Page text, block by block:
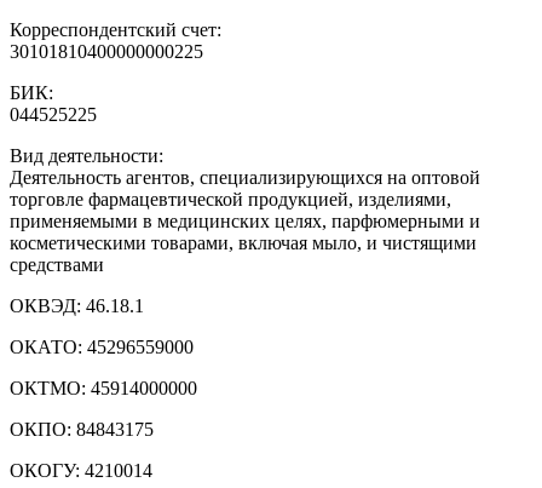
Корреспондентский счет:
30101810400000000225
БИК:
044525225
Вид деятельности:
Деятельность агентов, специализирующихся на оптовой
торговле фармацевтической продукцией, изделиями,
применяемыми в медицинских целях, парфюмерными и
косметическими товарами, включая мыло, и чистящими
средствами
ОКВЭД: 46.18.1
ОКАТО: 45296559000
ОКТМО: 45914000000
ОКПО: 84843175
ОКОГУ: 4210014